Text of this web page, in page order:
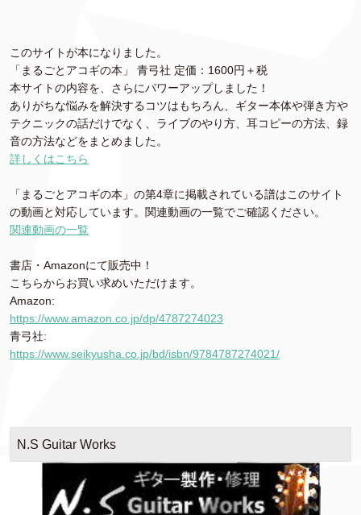
このサイトが本になりました。
「まるごとアコギの本」 青弓社 定価：1600円＋税
本サイトの内容を、さらにパワーアップしました！
ありがちな悩みを解決するコツはもちろん、ギター本体や弾き方や
テクニックの話だけでなく、ライブのやり方、耳コピーの方法、録
音の方法などをまとめました。
詳しくはこちら
「まるごとアコギの本」の第4章に掲載されている譜はこのサイト
の動画と対応しています。関連動画の一覧でご確認ください。
関連動画の一覧
書店・Amazonにて販売中！
こちらからお買い求めいただけます。
Amazon:
https://www.amazon.co.jp/dp/4787274023
青弓社:
https://www.seikyusha.co.jp/bd/isbn/9784787274021/
N.S Guitar Works